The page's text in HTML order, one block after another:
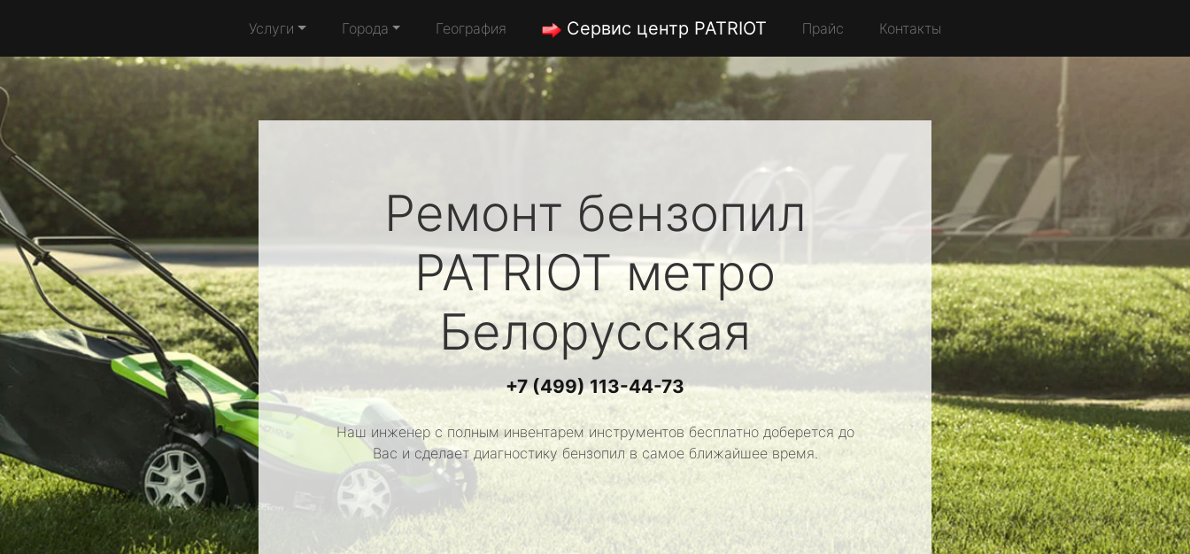
Услуги Города География Сервис центр PATRIOT Прайс Контакты
Ремонт бензопил
PATRIOTметро
Белорусская
+7 (499) 113-44-73
Наш инженер с полным инвентарем инструментов бесплатно доберется до
Вас и сделает диагностику бензопил в самое ближайшее время.